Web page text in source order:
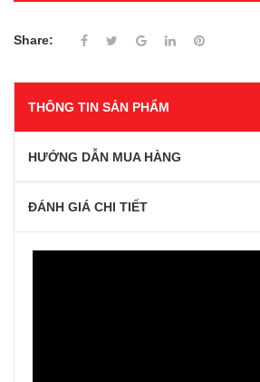
Share:
THÔNG TIN SẢN PHẨM
HƯỚNG DẪN MUA HÀNG
ĐÁNH GIÁ CHI TIẾT